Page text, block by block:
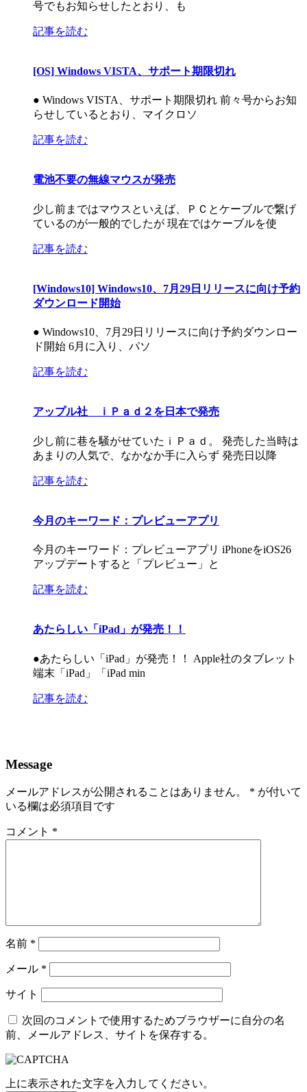
号でもお知らせしたとおり、も
記事を読む
[OS] Windows VISTA、サポート期限切れ
● Windows VISTA、サポート期限切れ 前々号からお知
らせしているとおり、マイクロソ
記事を読む
電池不要の無線マウスが発売
少し前まではマウスといえば、ＰＣとケーブルで繋げ
ているのが一般的でしたが 現在ではケーブルを使
記事を読む
[Windows10] Windows10、7月29日リリースに向け予約
ダウンロード開始
● Windows10、7月29日リリースに向け予約ダウンロー
ド開始 6月に入り、パソ
記事を読む
アップル社 ｉＰａｄ２を日本で発売
少し前に巷を騒がせていたｉＰａｄ。 発売した当時は
あまりの人気で、なかなか手に入らず 発売日以降
記事を読む
今月のキーワード：プレビューアプリ
今月のキーワード：プレビューアプリ iPhoneをiOS26
アップデートすると「プレビュー」と
記事を読む
あたらしい「iPad」が発売！！
●あたらしい「iPad」が発売！！ Apple社のタブレット
端末「iPad」「iPad min
記事を読む
Message
メールアドレスが公開されることはありません。 * が付いて
いる欄は必須項目です
コメント *
名前 *
メール *
サイト
次回のコメントで使用するためブラウザーに自分の名
前、メールアドレス、サイトを保存する。
上に表示された文字を入力してください。